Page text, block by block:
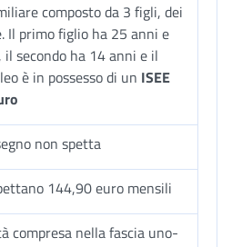
composto da 3 figli, dei
Il primo figlio ha 25 anni e
secondo ha 14 anni e il
è in possesso di un ISEE
non spetta
144,90 euro mensili
compresa nella fascia uno-